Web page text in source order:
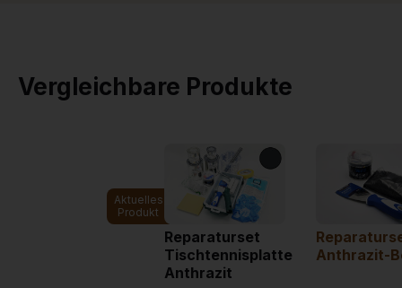
Vergleichbare Produkte
Aktuelles
Produkt
Reparaturset
Tischtennisplatte
Anthrazit
Anthrazit-